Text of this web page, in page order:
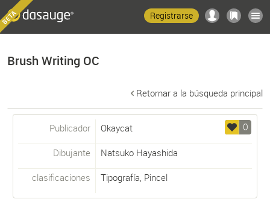
Registrarse
Brush Writing OC
Retornar a la búsqueda principal
0
Publicador Okaycat
Dibujante Natsuko Hayashida
clasificaciones Tipografía, Pincel